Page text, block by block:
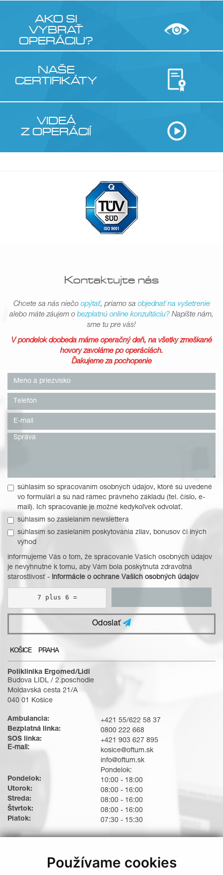
Používame cookies
AKO SI
VYBRAŤ
OPERÁCIU?
NAŠE
CERTIFIKÁTY
VIDEÁ
Z OPERÁCIÍ
Kontaktujte nás
Chcete sa nás niečo opýtať, priamo sa objednať na vyšetrenie
alebo máte záujem o bezplatnú online konzultáciu? Napíšte nám,
sme tu pre vás!
V pondelok doobeda máme operačný deň, na všetky zmeškané
hovory zavoláme po operáciách.
Ďakujeme za pochopenie
súhlasím so spracovaním osobných údajov, ktoré sú uvedené
vo formulári a sú nad rámec právneho základu (tel. číslo, e-
mail). Ich spracovanie je možné kedykoľvek odvolať.
súhlasím so zasielaním newslettera
súhlasím so zasielaním poskytovania zliav, bonusov či iných
výhod
informujeme Vás o tom, že spracovanie Vašich osobných údajov
je nevyhnutné k tomu, aby Vám bola poskytnutá zdravotná
starostlivosť - informácie o ochrane Vašich osobných údajov
7 plus 6 =
Odoslať
KOŠICE PRAHA
Poliklinika Ergomed/Lidl
Budova LIDL / 2.poschodie
Moldavská cesta 21/A
040 01 Košice
Ambulancia:
+421 55/622 58 37
Bezplatná linka:
0800 222 668
SOS linka:
E-mail:
+421 903 627 895
kosice@oftum.sk
info@oftum.sk
Pondelok:
Pondelok:
10:00 - 18:00
Utorok:
08:00 - 16:00
Streda:
08:00 - 16:00
Štvrtok:
08:00 - 16:00
Piatok:
07:30 - 15:30